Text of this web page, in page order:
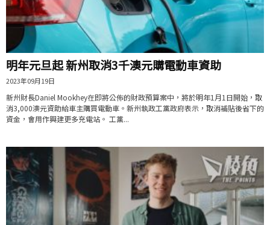
明年元旦起 新州取消3千澳元購電動車資助
2023年09月19日
新州財長Daniel Mookhey在即將公佈的財政預算案中，將於明年1月1日開始，取
消3,000澳元資助給車主購買電動車。新州執政工黨政府表示，取消補貼後省下的
資金，會用作興建更多充電站。 工黨...